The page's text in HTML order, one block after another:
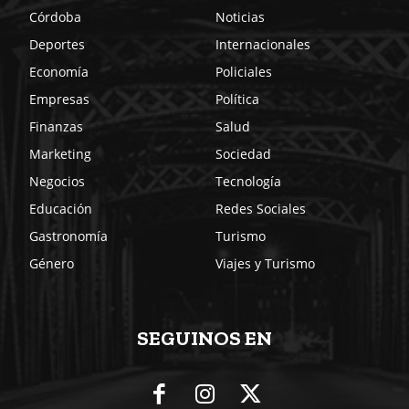
Córdoba
Deportes
Economía
Empresas
Finanzas
Marketing
Negocios
Educación
Gastronomía
Género
Noticias
Internacionales
Policiales
Política
Salud
Sociedad
Tecnología
Redes Sociales
Turismo
Viajes y Turismo
SEGUINOS EN